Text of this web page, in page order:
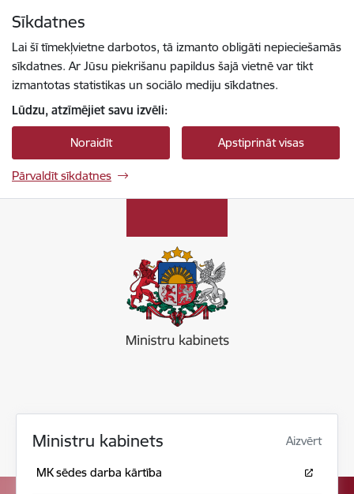
Sīkdatnes
Lai šī tīmekļvietne darbotos, tā izmanto obligāti nepieciešamās
sīkdatnes. Ar Jūsu piekrišanu papildus šajā vietnē var tikt
izmantotas statistikas un sociālo mediju sīkdatnes.
Lūdzu, atzīmējiet savu izvēli:
Noraidīt Apstiprināt visas
Pārvaldīt sīkdatnes
Ministru kabinets Aizvērt
MK sēdes darba kārtība